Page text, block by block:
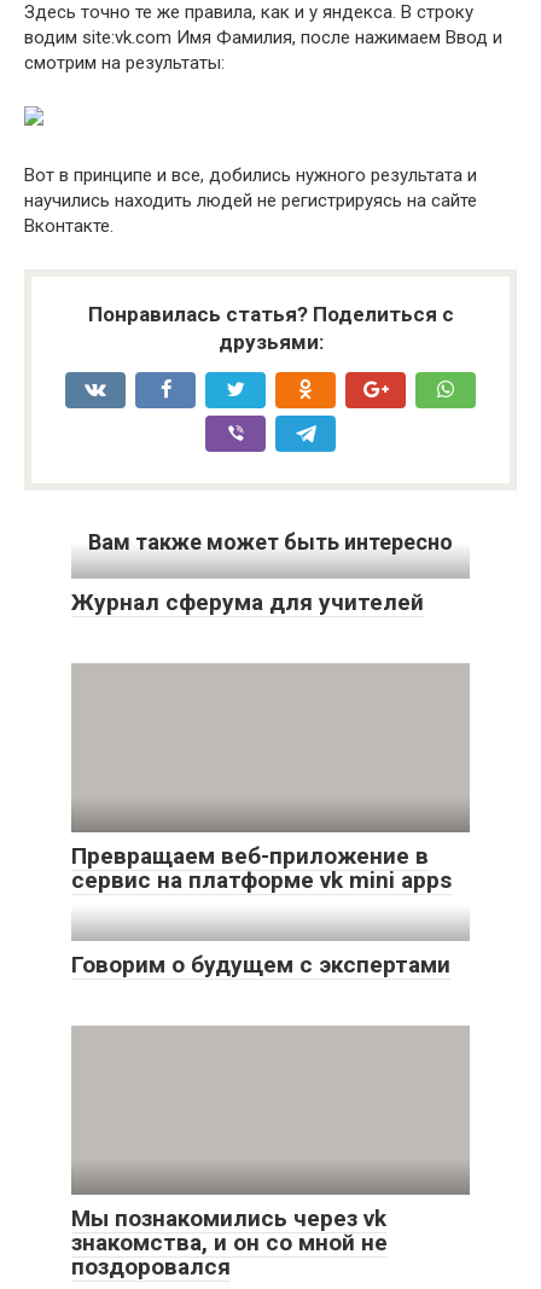
Здесь точно те же правила, как и у яндекса. В строку
водим site:vk.com Имя Фамилия, после нажимаем Ввод и
смотрим на результаты:
Вот в принципе и все, добились нужного результата и
научились находить людей не регистрируясь на сайте
Вконтакте.
Понравилась статья? Поделиться с
друзьями:
Вам также может быть интересно
Журнал сферума для учителей
Превращаем веб-приложение в
сервис на платформе vk mini apps
Говорим о будущем с экспертами
Мы познакомились через vk
знакомства, и он со мной не
поздоровался